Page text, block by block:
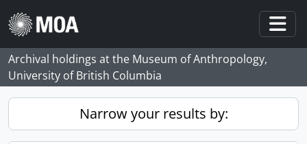
Skip to main content
Archival holdings at the Museum of Anthropology,
University of British Columbia
Narrow your results by: